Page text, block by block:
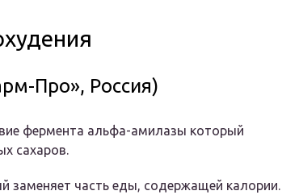
Про», Россия)
фермента альфа-амилазы который
сахаров.
заменяет часть еды, содержащей калории.